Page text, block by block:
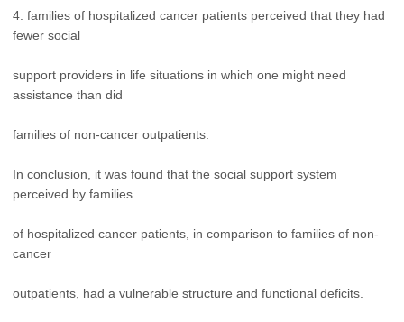
4. families of hospitalized cancer patients perceived that they had
fewer social
support providers in life situations in which one might need
assistance than did
families of non-cancer outpatients.
In conclusion, it was found that the social support system
perceived by families
of hospitalized cancer patients, in comparison to families of non-
cancer
outpatients, had a vulnerable structure and functional deficits.